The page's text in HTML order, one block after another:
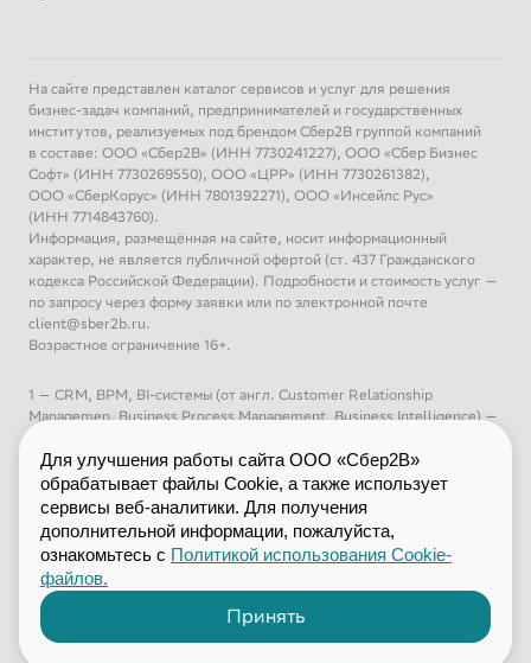
На сайте представлен каталог сервисов и услуг для решения
бизнес-задач компаний, предпринимателей и государственных
институтов, реализуемых под брендом Сбер2В группой компаний
в составе: ООО «Сбер2В» (ИНН 7730241227), ООО «Сбер Бизнес
Софт» (ИНН 7730269550), ООО «ЦРР» (ИНН 7730261382),
ООО «СберКорус» (ИНН 7801392271), ООО «Инсейлс Рус»
(ИНН 7714843760).
Информация, размещённая на сайте, носит информационный
характер, не является публичной офертой (ст. 437 Гражданского
кодекса Российской Федерации). Подробности и стоимость услуг —
по запросу через форму заявки или по электронной почте
client@sber2b.ru.
Возрастное ограничение 16+.
1 — CRM, BPM, BI-системы (от англ. Customer Relationship
Managemen, Business Process Management, Business Intelligence) —
процессами, бизнес-аналитика
2 – ERP (от англ. Enterprise Resource Planning) — планирование
ресурсов предприятия
3 – ML (от англ. Machine Learning) — машинное обучение
4 – DIY (от англ. Do It Yourself) — «сделай это сам», сегмент
розничной торговли с товарами для дома, дачи и строительства
5 – Фреймворк (от англ. framework — каркас, структура) —
программная платформа или заготовка, которая задаёт жесткую
структуру будущей системы и предоставляет базовый набор готовых
Для улучшения работы сайта ООО «Сбер2В»
обрабатывает файлы Cookie, а также использует
сервисы веб-аналитики. Для получения
дополнительной информации, пожалуйста,
ознакомьтесь с Политикой использования Cookie-
файлов.
Принять